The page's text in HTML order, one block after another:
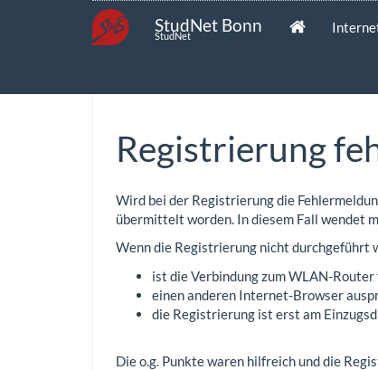
StudNet Bonn
StudNet
Registrierung
Wird bei der Registrierung die
übermittelt worden. In diesem Fall wendet
Wenn die Registrierung nicht durchgeführt
ist die Verbindung zum WLAN-
einen anderen Internet-Browser
die Registrierung ist erst am
Die o.g. Punkte waren hilfreich und die